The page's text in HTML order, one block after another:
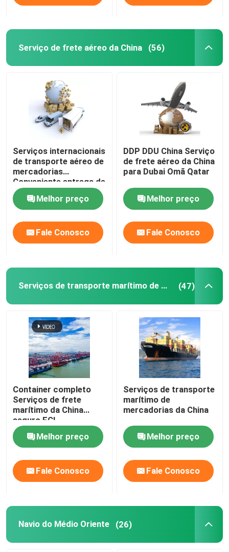
Serviço de frete aéreo da China (56)
Serviços internacionais
de transporte aéreo de
mercadorias
Conveniente entrega de
porta a porta
Melhor preço
Fale Conosco
DDP DDU China Serviço
de frete aéreo da China
para Dubai Omã Qatar
Melhor preço
Fale Conosco
Serviços de transporte marítimo de mercadorias da China (47)
Container completo
Serviços de frete
marítimo da China
seguro FCL
Melhor preço
Fale Conosco
Serviços de transporte
marítimo de
mercadorias da China
Melhor preço
Fale Conosco
Navio do Médio Oriente (26)